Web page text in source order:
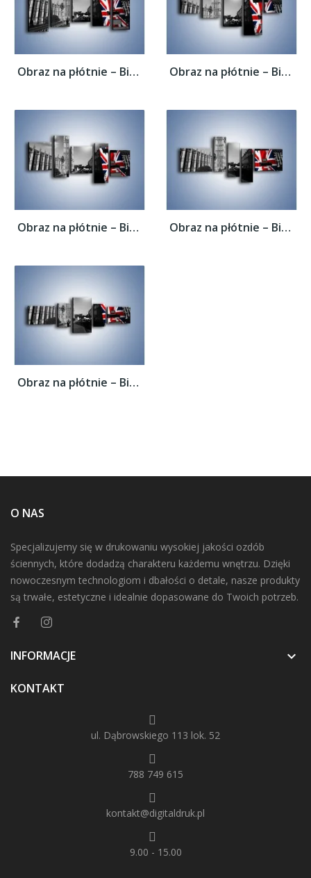
Obraz na płótnie – Big Ben i autobus z... Obraz na płótnie – Big Ben i autobus z...
Obraz na płótnie – Big Ben i autobus z... Obraz na płótnie – Big Ben i autobus z...
Obraz na płótnie – Big Ben i autobus z...
O NAS
Specjalizujemy się w drukowaniu wysokiej jakości ozdób
ściennych, które dodadzą charakteru każdemu wnętrzu. Dzięki
nowoczesnym technologiom i dbałości o detale, nasze produkty
są trwałe, estetyczne i idealnie dopasowane do Twoich potrzeb.
INFORMACJE 
KONTAKT
ul. Dąbrowskiego 113 lok. 52
788 749 615
kontakt@digitaldruk.pl
9.00 - 15.00